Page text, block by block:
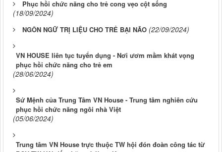
Phục hồi chức năng cho trẻ cong vẹo cột sống
(18/09/2024)
NGÔN NGỮ TRỊ LIỆU CHO TRẺ BẠI NÃO (22/09/2024)
VN HOUSE liên tục tuyển dụng - Nơi ươm mầm khát vọng
phục hồi chức năng cho trẻ em
(28/06/2024)
Sứ Mệnh của Trung Tâm VN House - Trung tâm nghiên cứu
phục hồi chức năng ngôi nhà Việt
(05/06/2024)
Trung tâm VN House trực thuộc TW hội đón đoàn công tác từ